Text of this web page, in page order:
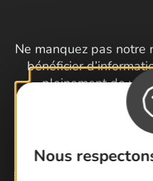
Nous
Ne manquez pas
bénéficier
pleinement de
Je